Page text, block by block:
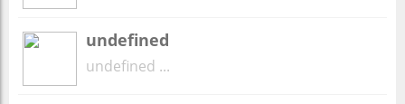
undefined
undefined ...